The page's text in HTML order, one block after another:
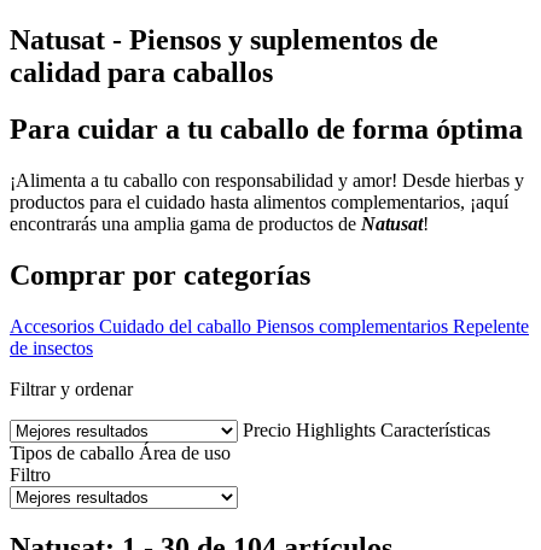
Natusat - Piensos y suplementos de
calidad para caballos
Para cuidar a tu caballo de forma óptima
¡Alimenta a tu caballo con responsabilidad y amor! Desde hierbas y
productos para el cuidado hasta alimentos complementarios, ¡aquí
encontrarás una amplia gama de productos de Natusat!
Comprar por categorías
Accesorios Cuidado del caballo Piensos complementarios Repelente
de insectos
Filtrar y ordenar
Precio Highlights Características
Tipos de caballo Área de uso
Filtro